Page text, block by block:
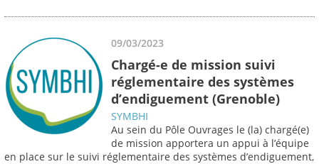
09/03/2023
Chargé-e de mission suivi
réglementaire des systèmes
d’endiguement (Grenoble)
SYMBHI
Au sein du Pôle Ouvrages le (la) chargé(e)
de mission apportera un appui à l’équipe
en place sur le suivi réglementaire des systèmes d’endiguement,